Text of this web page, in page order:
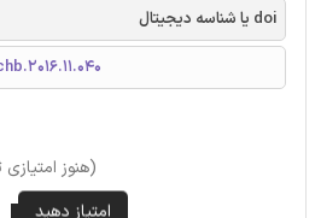
doi یا شناسه دیجیتال
(هنوز